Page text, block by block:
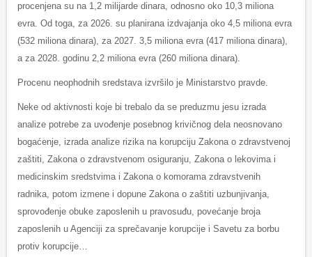
procenjena su na 1,2 milijarde dinara, odnosno oko 10,3 miliona
evra. Od toga, za 2026. su planirana izdvajanja oko 4,5 miliona evra
(532 miliona dinara), za 2027. 3,5 miliona evra (417 miliona dinara),
a za 2028. godinu 2,2 miliona evra (260 miliona dinara).
Procenu neophodnih sredstava izvršilo je Ministarstvo pravde.
Neke od aktivnosti koje bi trebalo da se preduzmu jesu izrada
analize potrebe za uvođenje posebnog krivičnog dela neosnovano
bogaćenje, izrada analize rizika na korupciju Zakona o zdravstvenoj
zaštiti, Zakona o zdravstvenom osiguranju, Zakona o lekovima i
medicinskim sredstvima i Zakona o komorama zdravstvenih
radnika, potom izmene i dopune Zakona o zaštiti uzbunjivanja,
sprovođenje obuke zaposlenih u pravosuđu, povećanje broja
zaposlenih u Agenciji za sprečavanje korupcije i Savetu za borbu
protiv korupcije…